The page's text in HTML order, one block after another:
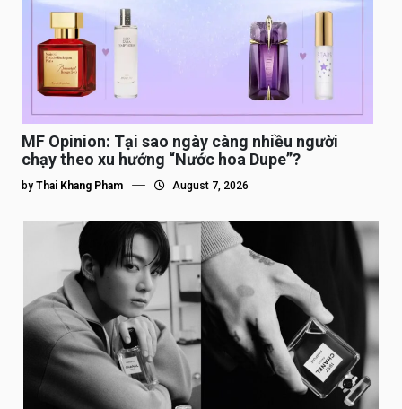
MF Opinion: Tại sao ngày càng nhiều người
chạy theo xu hướng “Nước hoa Dupe”?
by Thai Khang Pham August 7, 2026